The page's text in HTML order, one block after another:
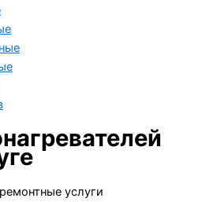
услуги